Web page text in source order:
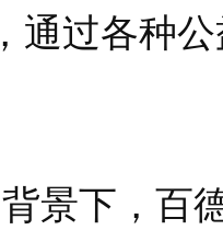
通过各种
景下，百